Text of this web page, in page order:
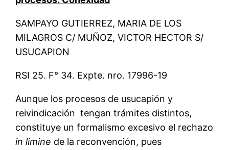
SAMPAYO GUTIERREZ, MARIA DE LOS
MILAGROS C/ MUÑOZ, VICTOR HECTOR S/
USUCAPION
RSI 25. F° 34. Expte. nro. 17996-19
Aunque los procesos de usucapión y
reivindicación tengan trámites distintos,
constituye un formalismo excesivo el rechazo
in limine de la reconvención, pues